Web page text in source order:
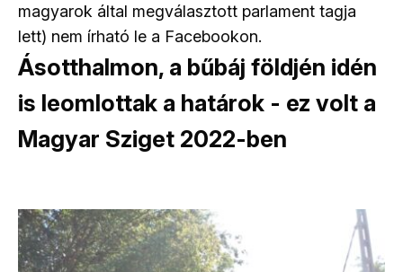
magyarok által megválasztott parlament tagja
lett) nem írható le a Facebookon.
Ásotthalmon, a bűbáj földjén idén
is leomlottak a határok - ez volt a
Magyar Sziget 2022-ben